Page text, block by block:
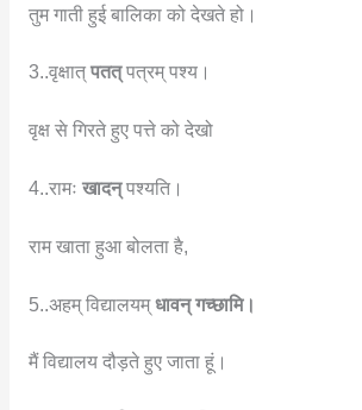
तुम गाती हुई बालिका को देखते हो।
3..वृक्षात् पतत्पत्रम् पश्य।
वृक्ष से गिरते हुए पत्ते को देखो
4..रामः खादन्पश्यति।
राम खाता हुआ बोलता है,
5..अहम् विद्यालयम्धावन् गच्छामि।
मैं विद्यालय दौड़ते हुए जाता हूं।